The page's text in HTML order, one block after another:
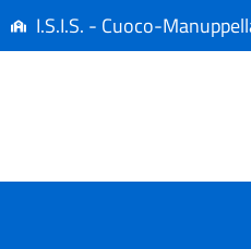
contenutoI.S.I.S. - Cuoco-